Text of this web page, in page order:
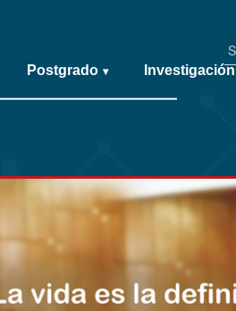
Postgrado ▾ Investigación